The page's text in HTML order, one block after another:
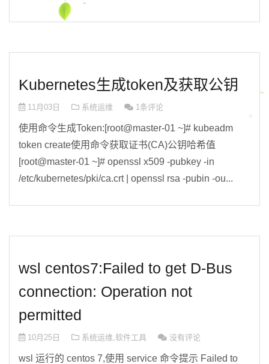
Kubernetes生成token及获取公钥
11月03日 系统运维 1条评论
使用命令生成Token:[root@master-01 ~]# kubeadm
token create使用命令获取证书(CA)公钥哈希值
[root@master-01 ~]# openssl x509 -pubkey -in
/etc/kubernetes/pki/ca.crt | openssl rsa -pubin -ou...
wsl centos7:Failed to get D-Bus
connection: Operation not
permitted
10月25日 系统运维,软件工具 没有评论
wsl 运行的 centos 7,使用 service 命令提示 Failed to